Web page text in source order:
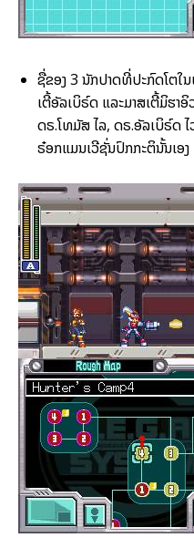
ຊື່ຂອງ 3 ນັກປາດທີ່ປະກົດໂຕໃ
ເຕີ້ອັລເບິຣ໌ດ ແລະມາສເຕີ້ມິຮາອິ
ດຣ.ໂທມັສ ໄລ, ດຣ.ອັລເບິຣ໌ດ
ຣ໋ອກແມນເວີຊັ່ນປົກກະຕິນັ້ນເອງ